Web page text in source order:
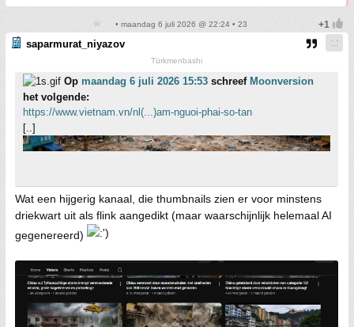
• maandag 6 juli 2026 @ 22:24 • 23
saparmurat_niyazov
Türkmenbashi
Op maandag 6 juli 2026 15:53 schreef Moonversion
het volgende:
https://www.vietnam.vn/nl(...)am-nguoi-phai-so-tan
[..]
Wat een hijgerig kanaal, die thumbnails zien er voor minstens
driekwart uit als flink aangedikt (maar waarschijnlijk helemaal AI
gegenereerd)